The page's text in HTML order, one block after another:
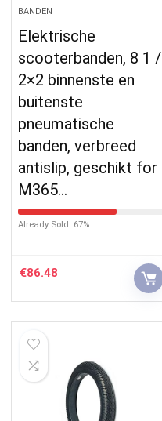
BANDEN
Elektrische
scooterbanden, 8 1 /
2×2 binnenste en
buitenste
pneumatische
banden, verbreed
antislip, geschikt for
M365…
Already Sold: 67%
€86.48